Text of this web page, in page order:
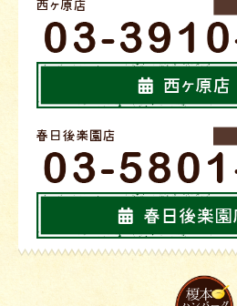
スタッフ募集